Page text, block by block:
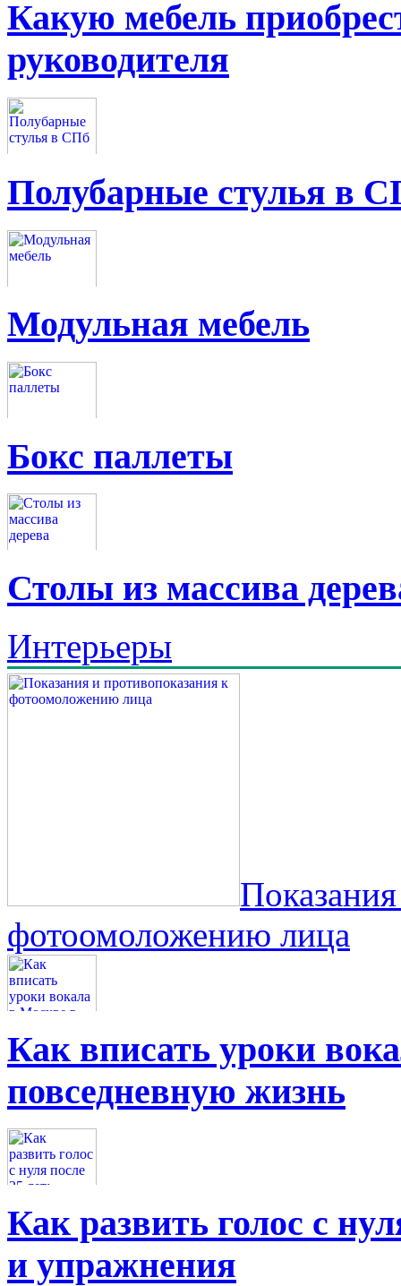
Какую мебель
руководителя
Полубарные стулья в
Модульная мебель
Бокс паллеты
Столы из массива
Интерьеры
фотоомоложению лица
Как вписать уроки
повседневную жизнь
Как развить голос с
и упражнения